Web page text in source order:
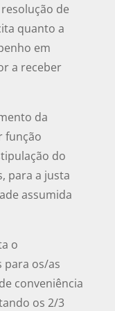
de
quanto a
em
a receber
da
função
do
para a justa
assumida
o
para os/as
conveniência
os 2/3